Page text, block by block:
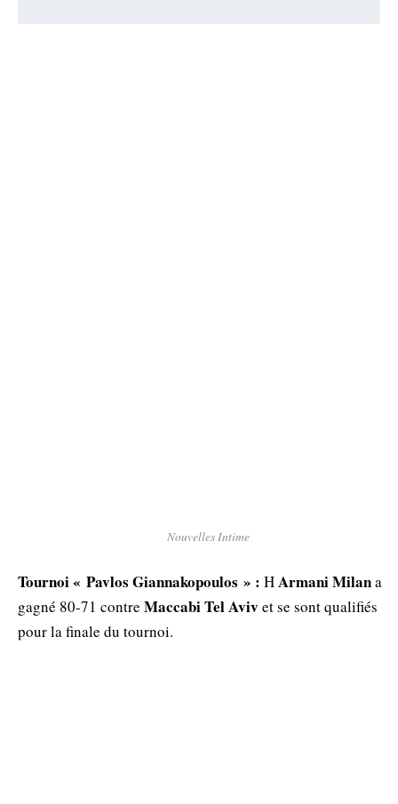
Nouvelles Intime
Tournoi « Pavlos Giannakopoulos » : ΗArmani Milana
gagné 80-71 contre Maccabi Tel Avivet se sont qualifiés
pour la finale du tournoi.